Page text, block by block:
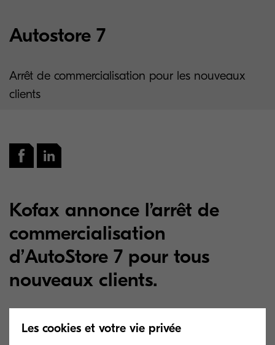
Autostore 7
Arrêt de commercialisation pour les nouveaux
clients
Kofax annonce l’arrêt de
commercialisation
d’AutoStore 7 pour tous
nouveaux clients.
d’AutoStore 7 ne sera désormais plus possible
Les cookies et votre vie privée